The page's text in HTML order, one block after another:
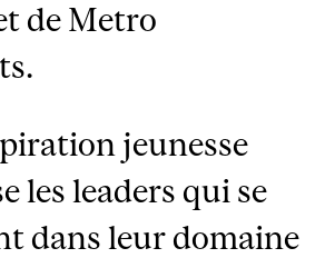
de Metro
jeunesse
les leaders qui se
dans leur domaine